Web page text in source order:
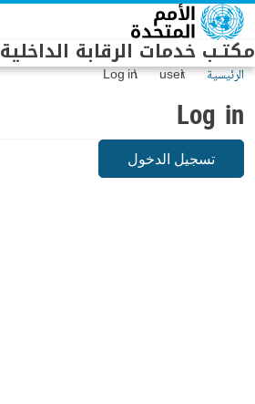
Skip to main content
مكتـب خدمات الرقابة الداخلية
الرئيسية user
Log in
Log in
تسجيل الدخول